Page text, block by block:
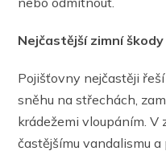
Nejčastější zimní
Pojišťovny nejčastěji
sněhu na střechách,
krádežemi vloupáním. V
častějšímu vandalismu